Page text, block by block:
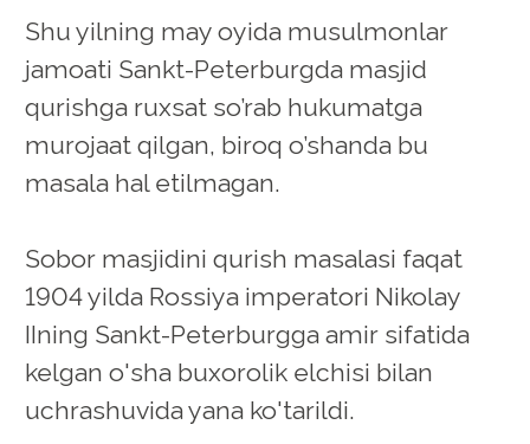
Shu yilning may oyida musulmonlar
jamoati Sankt-Peterburgda masjid
qurishga ruxsat so’rab hukumatga
murojaat qilgan, biroq o’shanda bu
masala hal etilmagan.
Sobor masjidini qurish masalasi faqat
1904 yilda Rossiya imperatori Nikolay
IIning Sankt-Peterburgga amir sifatida
kelgan o'sha buxorolik elchisi bilan
uchrashuvida yana ko'tarildi.